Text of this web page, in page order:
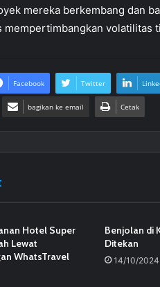
mereka berkembang dan
mempertimbangkan volatilitas
Facebook Twitter
bagikan ke email Cetak
Hotel Super
Lewat
WhatsTravel
Benjolan di
Ditekan
14/10/2024